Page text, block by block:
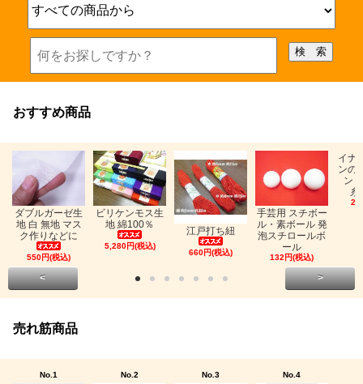
おすすめ商品
ダブルガーゼ生
地 白 無地 マス
ク作りなどに
550円(税込)
ビリケンモス生
地 綿100％
5,280円(税込)
江戸打ち紐
660円(税込)
手芸用 スチボー
ル・素ボール 発
泡スチロールボ
ール
132円(税込)
イナ
ンの
ン
糸
< >
売れ筋商品
No.1 No.2 No.3 No.4